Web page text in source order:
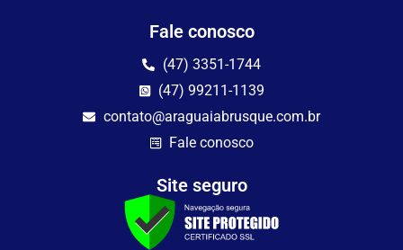
Fale conosco
(47) 3351-1744
(47) 99211-1139
contato@araguaiabrusque.com.br
Fale conosco
Site seguro